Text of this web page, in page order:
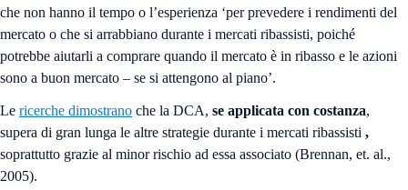
che non hanno il tempo o l’esperienza ‘per prevedere i rendimenti del
mercato o che si arrabbiano durante i mercati ribassisti, poiché
potrebbe aiutarli a comprare quando il mercato è in ribasso e le azioni
sono a buon mercato – se si attengono al piano’.
Le ricerche dimostrano che la DCA, se applicata con costanza,
supera di gran lunga le altre strategie durante i mercati ribassisti ,
soprattutto grazie al minor rischio ad essa associato (Brennan, et. al.,
2005).